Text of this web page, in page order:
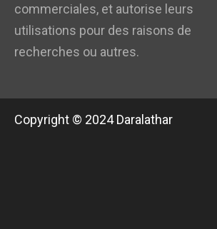
commerciales, et autorise leurs
utilisations pour des raisons de
recherches ou autres.
Copyright © 2024 Daralathar